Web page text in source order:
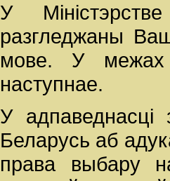
У
разгледжаны
мове. У межах
наступнае.
У адпаведнасці
Беларусь аб
права выбару